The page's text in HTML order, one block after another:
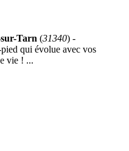
Tarn (31340) -
qui évolue avec vos
vie ! ...